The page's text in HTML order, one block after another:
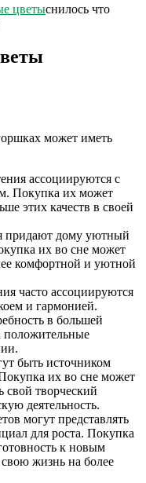
цветыснилось что
может иметь
ассоциируются с
Покупка их может
этих качеств в своей
придают дому уютный
их во сне может
комфортной и уютной
часто ассоциируются
и гармонией.
в большей
положительные
быть источником
их во сне может
свой творческий
деятельность.
могут представлять
для роста. Покупка
к новым
жизнь на более